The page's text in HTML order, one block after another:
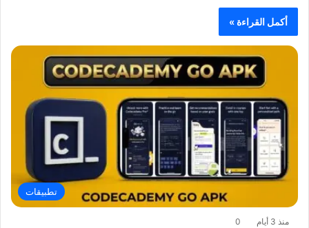
أكمل القراءة »
تطبيقات
منذ 3 أيام 0